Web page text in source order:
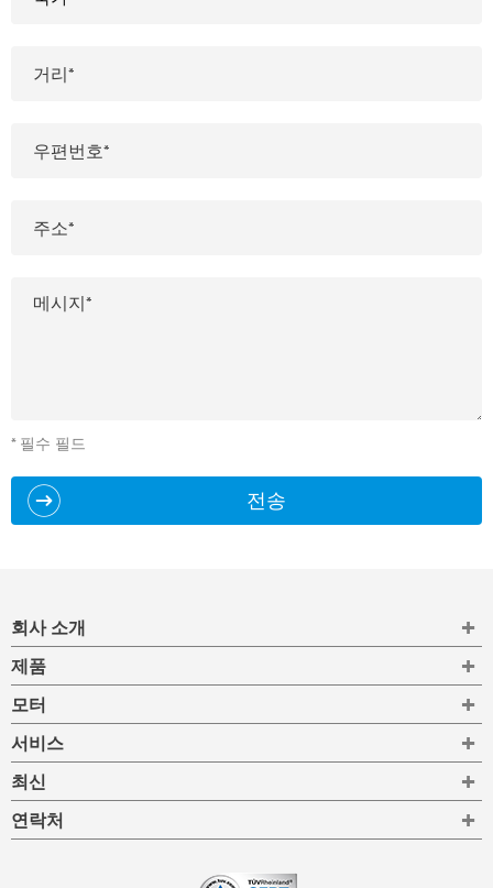
* 필수 필드
전송
회사 소개
제품
모터
서비스
최신
연락처